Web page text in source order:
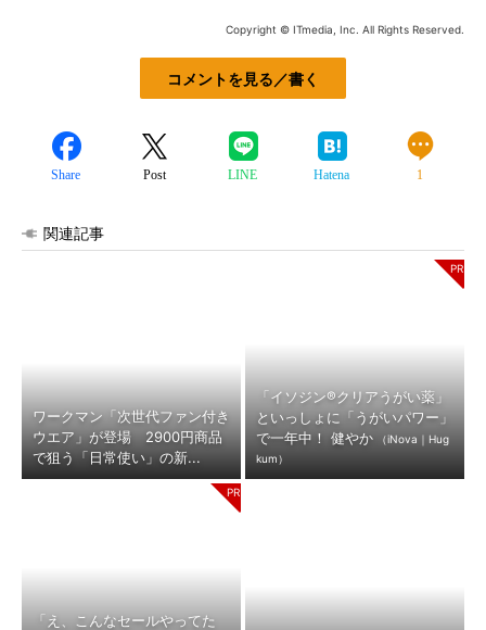
Copyright © ITmedia, Inc. All Rights Reserved.
コメントを見る／書く
Share Post LINE Hatena 1
関連記事
ワークマン「次世代ファン付き
ウエア」が登場 2900円商品
で狙う「日常使い」の新...
「イソジン®クリアうがい薬」
といっしょに「うがいパワー」
で一年中！ 健やか
（iNova｜Hug
kum）
「え、こんなセールやってた